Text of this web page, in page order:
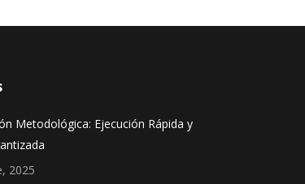
Metodológica: Ejecución Rápida y
2025